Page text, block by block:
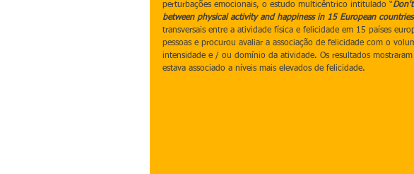
perturbações emocionais, o estudo multicêntrico intitulado “
between physical activity and happiness in 15 European
transversais entre a atividade física e felicidade em 15 países
pessoas e procurou avaliar a associação de felicidade com o
intensidade e / ou domínio da atividade. Os resultados
estava associado a níveis mais elevados de felicidade.